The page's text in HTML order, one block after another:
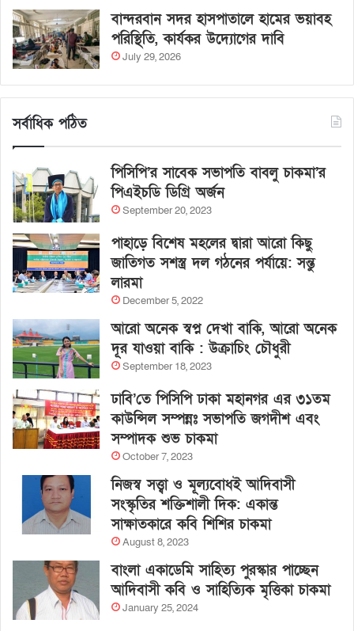
বান্দরবান সদর হাসপাতালে হামের ভয়াবহ
পরিস্থিতি, কার্যকর উদ্যোগের দাবি
July 29, 2026
সর্বাধিক পঠিত
পিসিপি’র সাবেক সভাপতি বাবলু চাকমা’র
পিএইচডি ডিগ্রি অর্জন
September 20, 2023
পাহাড়ে বিশেষ মহলের দ্বারা আরো কিছু
জাতিগত সশস্ত্র দল গঠনের পর্যায়ে: সন্তু
লারমা
December 5, 2022
আরো অনেক স্বপ্ন দেখা বাকি, আরো অনেক
দূর যাওয়া বাকি : উক্রাচিং চৌধুরী
September 18, 2023
ঢাবি’তে পিসিপি ঢাকা মহানগর এর ৩১তম
কাউন্সিল সম্পন্নঃ সভাপতি জগদীশ এবং
সম্পাদক শুভ চাকমা
October 7, 2023
নিজস্ব সত্ত্বা ও মূল্যবোধই আদিবাসী
সংস্কৃতির শক্তিশালী দিক: একান্ত
সাক্ষাতকারে কবি শিশির চাকমা
August 8, 2023
বাংলা একাডেমি সাহিত্য পুরস্কার পাচ্ছেন
আদিবাসী কবি ও সাহিত্যিক মৃত্তিকা চাকমা
January 25, 2024